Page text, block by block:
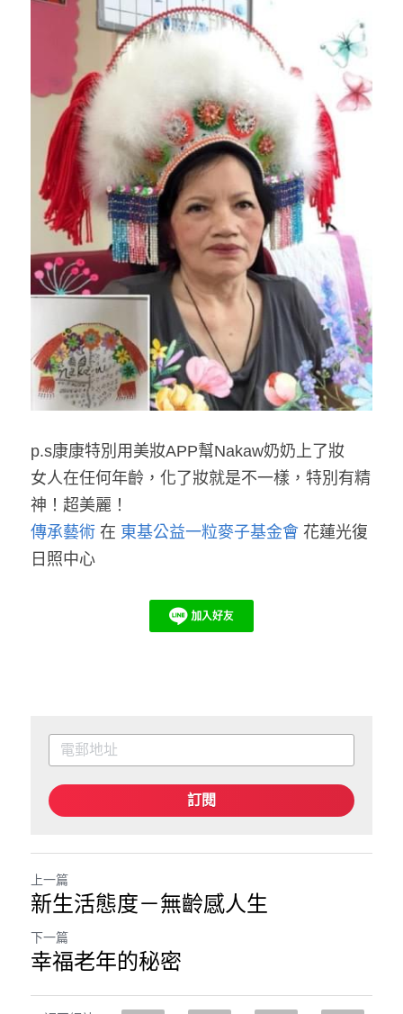
p.s康康特別用美妝APP幫Nakaw奶奶上了妝
女人在任何年齡，化了妝就是不一樣，特別有精
神！超美麗！
傳承藝術 在 東基公益一粒麥子基金會 花蓮光復
日照中心
訂閱
上一篇
新生活態度－無齡感人生
下一篇
幸福老年的秘密